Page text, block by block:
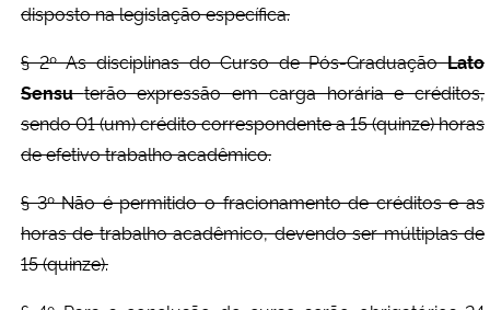
disposto na legislação específica.
§ 2º As disciplinas do Curso de Pós-GraduaçãoLato
Sensuterão expressão em carga horária e créditos,
sendo 01 (um) crédito correspondente a 15 (quinze) horas
de efetivo trabalho acadêmico.
§ 3º Não é permitido o fracionamento de créditos e as
horas de trabalho acadêmico, devendo ser múltiplas de
15 (quinze).